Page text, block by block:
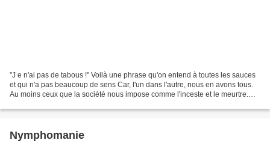
"J e n'ai pas de tabous !" Voilà une phrase qu'on entend à toutes les sauces
et qui n'a pas beaucoup de sens Car, l'un dans l'autre, nous en avons tous.
Au moins ceux que la société nous impose comme l'inceste et le meurtre.
Nymphomanie